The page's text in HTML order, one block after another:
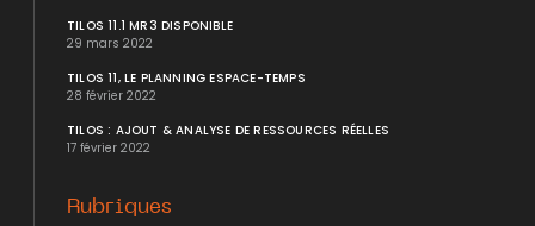
TILOS 11.1 MR3 DISPONIBLE
29 mars 2022
TILOS 11, LE PLANNING ESPACE-TEMPS
28 février 2022
TILOS : AJOUT & ANALYSE DE RESSOURCES RÉELLES
17 février 2022
Rubriques